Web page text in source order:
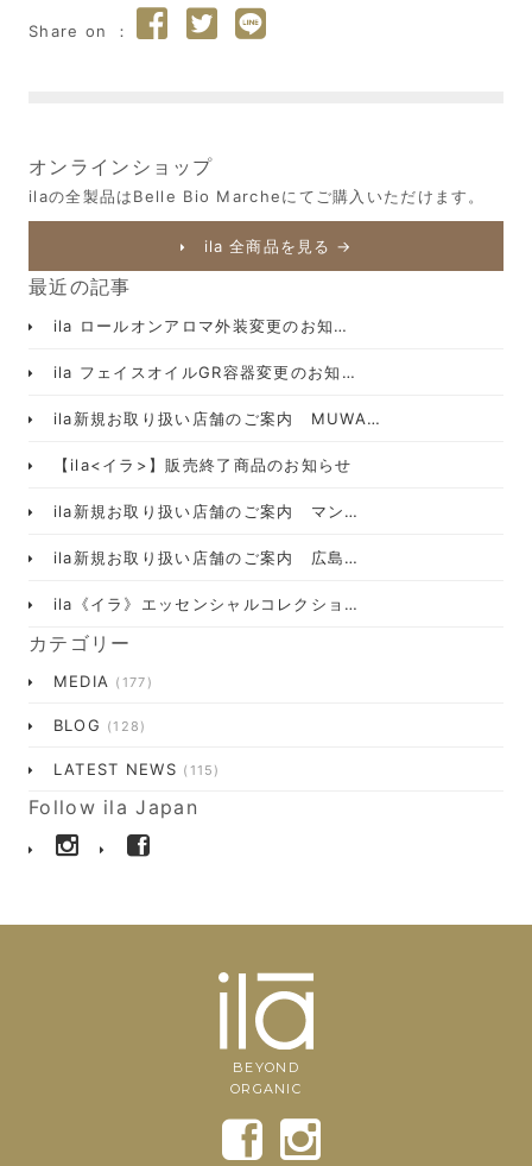
オンラインショップ
ilaの全製品はBelle Bio Marcheにてご購入いただけます。
ila 全商品を見る →
最近の記事
ila ロールオンアロマ外装変更のお知…
ila フェイスオイルGR容器変更のお知…
ila新規お取り扱い店舗のご案内 MUWA…
【ila<イラ>】販売終了商品のお知らせ
ila新規お取り扱い店舗のご案内 マン…
ila新規お取り扱い店舗のご案内 広島…
ila《イラ》エッセンシャルコレクショ…
カテゴリー
MEDIA (177)
BLOG (128)
LATEST NEWS (115)
Follow ila Japan
BEYOND
ORGANIC